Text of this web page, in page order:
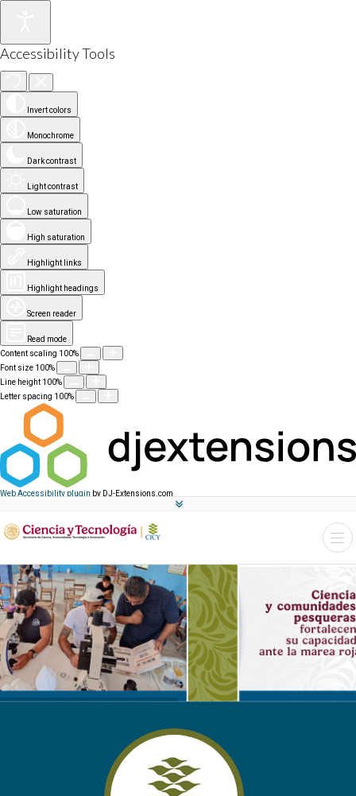
Accessibility Tools
Invert colors
Monochrome
Dark contrast
Light contrast
Low saturation
High saturation
Highlight links
Highlight headings
Screen reader
Read mode
Content scaling 100%
Font size 100%
Line height 100%
Letter spacing 100%
Web Accessibility plugin by DJ-Extensions.com